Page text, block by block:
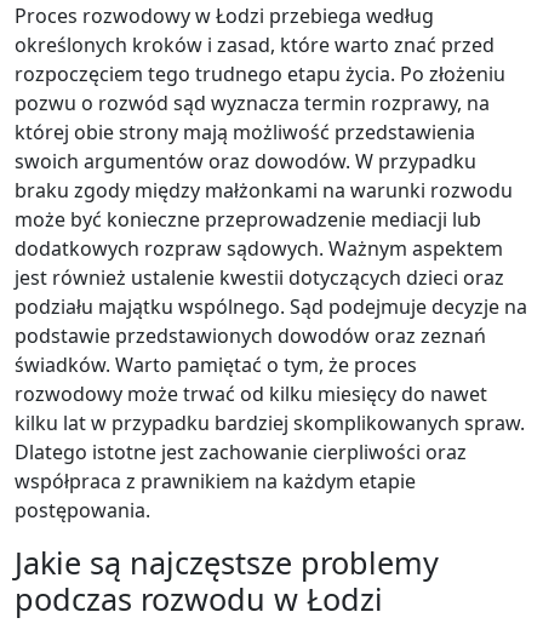
Proces rozwodowy w Łodzi przebiega według
określonych kroków i zasad, które warto znać przed
rozpoczęciem tego trudnego etapu życia. Po złożeniu
pozwu o rozwód sąd wyznacza termin rozprawy, na
której obie strony mają możliwość przedstawienia
swoich argumentów oraz dowodów. W przypadku
braku zgody między małżonkami na warunki rozwodu
może być konieczne przeprowadzenie mediacji lub
dodatkowych rozpraw sądowych. Ważnym aspektem
jest również ustalenie kwestii dotyczących dzieci oraz
podziału majątku wspólnego. Sąd podejmuje decyzje na
podstawie przedstawionych dowodów oraz zeznań
świadków. Warto pamiętać o tym, że proces
rozwodowy może trwać od kilku miesięcy do nawet
kilku lat w przypadku bardziej skomplikowanych spraw.
Dlatego istotne jest zachowanie cierpliwości oraz
współpraca z prawnikiem na każdym etapie
postępowania.
Jakie są najczęstsze problemy
podczas rozwodu w Łodzi